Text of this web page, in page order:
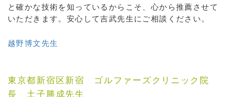
と確かな技術を知っているからこそ、心から推薦させて
いただきます。安心して吉武先生にご相談ください。
越野博文先生
東京都新宿区新宿 ゴルファーズクリニック院
長 土子勝成先生